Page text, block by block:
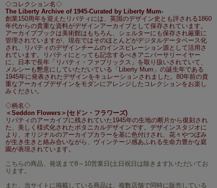
◇コレクション名◇
The Liberty Archive of 1945-Curated by Liberty Mum-
創業150周年を迎えたリバティには、英国のデザイン史とも評される1860
年代からの貴重な資料がデザインアーカイブとして保存されています。
アーカイブブックは美術館はもちろん、シェルターにも保存され厳重に
管理されていますが、現在ではそのほとんどがデジタルデータベース化
され、リバティのデザインチームのインスピレーション源として活用さ
れています。リバティにとっても記念するべきアニバーサリーイヤー
に、日本で長年「リバティ・ファブリックス」を取り扱いされていて、
メルシーも懇意にしていただいている「Liberty Mum」の誕生年である
1945年に発表されたデザインをキュレーションされました。80年前の貴
重なアーカイブデザインをモダンにアレンジしたコレクションをお楽し
みください。
◇柄名◇
＜Seddon Flowers＞(セドン・フラワーズ)
リバティのアーカイブに残されていた1945年の生地の断片から復刻され
た、美しく様式化されたボタニカルデザインです。デザインスタジオに
より、オリジナルのアーカイブカラーを基に色付けされ、花々やつぼみ
が生き生きと絡み合いながら、ヴィンテージ感あふれる生命力豊かな庭
園が表現されています。
こちらの商品、発送まで8～10営業日(土日祝日は除きます)いただいてお
ります。
また、当サイトに掲載している商品は、複数店舗で同時に販売している